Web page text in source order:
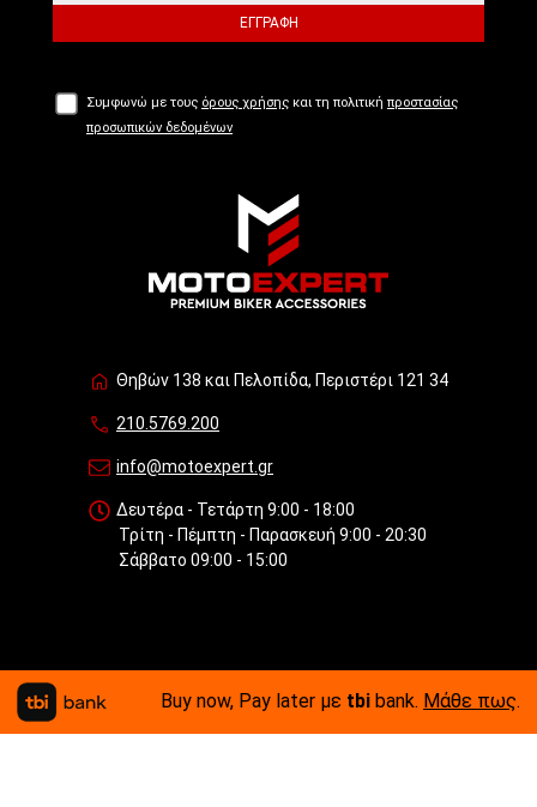
ΕΓΓΡΑΦΉ
Συμφωνώ με τους όρους χρήσης και τη πολιτική προστασίας
προσωπικών δεδομένων
Θηβών 138 και Πελοπίδα, Περιστέρι 121 34
210.5769.200
info@motoexpert.gr
Δευτέρα - Τετάρτη 9:00 - 18:00
Τρίτη - Πέμπτη - Παρασκευή 9:00 - 20:30
Σάββατο 09:00 - 15:00
Buy now, Pay later με tbi bank. Μάθε πως.